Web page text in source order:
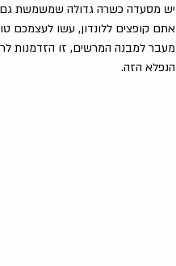
יש מסעדה כשרה גדולה שמשמשת גם
אתם קופצים ללונדון, עשו לעצמכם
מעבר למבנה המרשים, זו הזדמנות
הנפלא הזה.